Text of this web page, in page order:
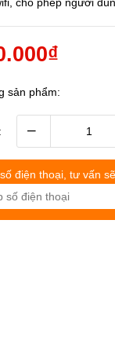
sản phẩm:
–
điện thoại, tư vấn